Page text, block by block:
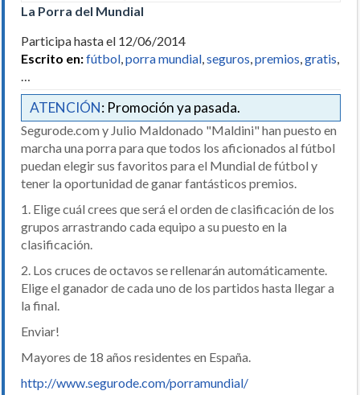
La Porra del Mundial
Participa hasta el 12/06/2014
Escrito en:fútbol porra mundial seguros premios gratis
ATENCIÓN: Promoción ya pasada.
Segurode.com y Julio Maldonado "Maldini" han puesto en
marcha una porra para que todos los aficionados al fútbol
puedan elegir sus favoritos para el Mundial de fútbol y
tener la oportunidad de ganar fantásticos premios.
1. Elige cuál crees que será el orden de clasificación de los
grupos arrastrando cada equipo a su puesto en la
clasificación.
2. Los cruces de octavos se rellenarán automáticamente.
Elige el ganador de cada uno de los partidos hasta llegar a
la final.
Enviar!
Mayores de 18 años residentes en España.
http://www.segurode.com/porramundial/